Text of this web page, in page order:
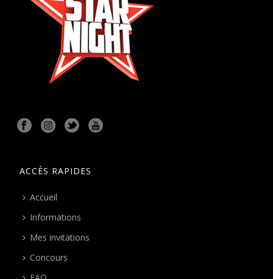
ACCÈS RAPIDES
Accueil
Informations
Mes invitations
Concours